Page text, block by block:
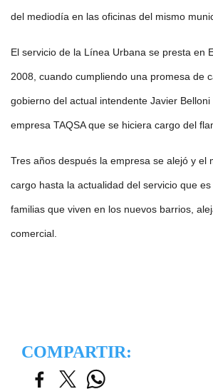
del mediodía en las oficinas del mismo
El servicio de la Línea Urbana se presta en
2008, cuando cumpliendo una promesa de
gobierno del actual intendente Javier
empresa TAQSA que se hiciera cargo del
Tres años después la empresa se alejó y el
cargo hasta la actualidad del servicio que
familias que viven en los nuevos barrios,
comercial.
COMPARTIR: